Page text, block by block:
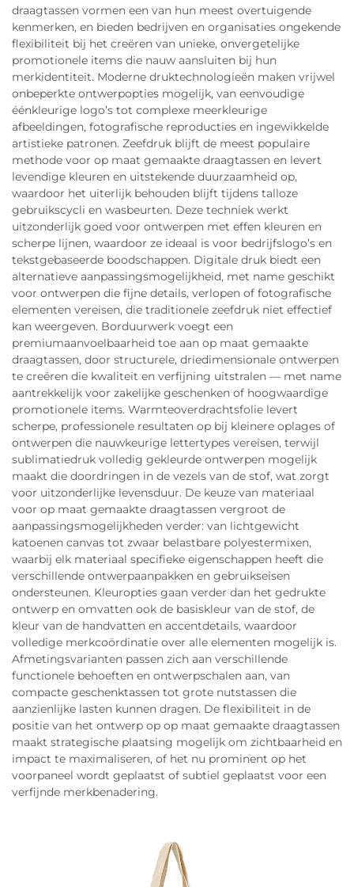
draagtassen vormen een van hun meest overtuigende
kenmerken, en bieden bedrijven en organisaties ongekende
flexibiliteit bij het creëren van unieke, onvergetelijke
promotionele items die nauw aansluiten bij hun
merkidentiteit. Moderne druktechnologieën maken vrijwel
onbeperkte ontwerpopties mogelijk, van eenvoudige
éénkleurige logo’s tot complexe meerkleurige
afbeeldingen, fotografische reproducties en ingewikkelde
artistieke patronen. Zeefdruk blijft de meest populaire
methode voor op maat gemaakte draagtassen en levert
levendige kleuren en uitstekende duurzaamheid op,
waardoor het uiterlijk behouden blijft tijdens talloze
gebruikscycli en wasbeurten. Deze techniek werkt
uitzonderlijk goed voor ontwerpen met effen kleuren en
scherpe lijnen, waardoor ze ideaal is voor bedrijfslogo’s en
tekstgebaseerde boodschappen. Digitale druk biedt een
alternatieve aanpassingsmogelijkheid, met name geschikt
voor ontwerpen die fijne details, verlopen of fotografische
elementen vereisen, die traditionele zeefdruk niet effectief
kan weergeven. Borduurwerk voegt een
premiumaanvoelbaarheid toe aan op maat gemaakte
draagtassen, door structurele, driedimensionale ontwerpen
te creëren die kwaliteit en verfijning uitstralen — met name
aantrekkelijk voor zakelijke geschenken of hoogwaardige
promotionele items. Warmteoverdrachtsfolie levert
scherpe, professionele resultaten op bij kleinere oplages of
ontwerpen die nauwkeurige lettertypes vereisen, terwijl
sublimatiedruk volledig gekleurde ontwerpen mogelijk
maakt die doordringen in de vezels van de stof, wat zorgt
voor uitzonderlijke levensduur. De keuze van materiaal
voor op maat gemaakte draagtassen vergroot de
aanpassingsmogelijkheden verder: van lichtgewicht
katoenen canvas tot zwaar belastbare polyestermixen,
waarbij elk materiaal specifieke eigenschappen heeft die
verschillende ontwerpaanpakken en gebruikseisen
ondersteunen. Kleuropties gaan verder dan het gedrukte
ontwerp en omvatten ook de basiskleur van de stof, de
kleur van de handvatten en accentdetails, waardoor
volledige merkcoördinatie over alle elementen mogelijk is.
Afmetingsvarianten passen zich aan verschillende
functionele behoeften en ontwerpschalen aan, van
compacte geschenktassen tot grote nutstassen die
aanzienlijke lasten kunnen dragen. De flexibiliteit in de
positie van het ontwerp op op maat gemaakte draagtassen
maakt strategische plaatsing mogelijk om zichtbaarheid en
impact te maximaliseren, of het nu prominent op het
voorpaneel wordt geplaatst of subtiel geplaatst voor een
verfijnde merkbenadering.